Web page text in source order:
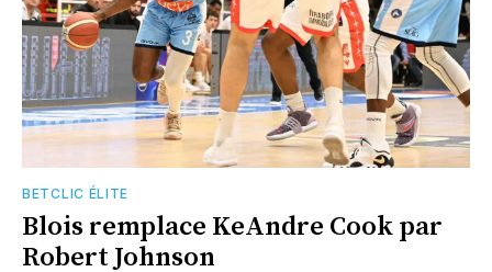
BETCLIC ÉLITE
Blois remplace KeAndre Cook par
Robert Johnson